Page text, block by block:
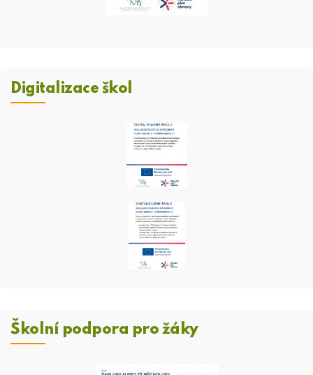
Digitalizace škol
Školní podpora pro žáky